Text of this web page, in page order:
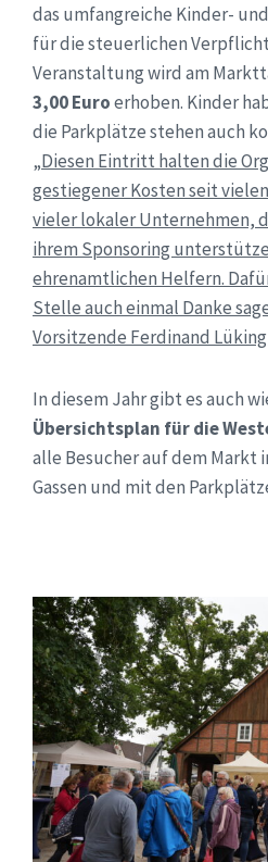
das umfangreiche Kinder-
für die steuerlichen
Veranstaltung wird am
3,00 Euroerhoben. Kinder
die Parkplätze stehen auch
„Diesen Eintritt halten die
gestiegener Kosten seit
vieler lokaler Unternehmen,
ihrem Sponsoring
ehrenamtlichen Helfern.
Stelle auch einmal Danke
Vorsitzende Ferdinand
In diesem Jahr gibt es auch
Übersichtsplan für die
alle Besucher auf dem Markt
Gassen und mit den